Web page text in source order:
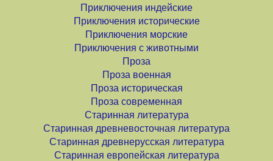
Приключения индейские
Приключения исторические
Приключения морские
Приключения с животными
Проза
Проза военная
Проза историческая
Проза современная
Старинная литература
Старинная древневосточная литература
Старинная древнерусская литература
Старинная европейская литература